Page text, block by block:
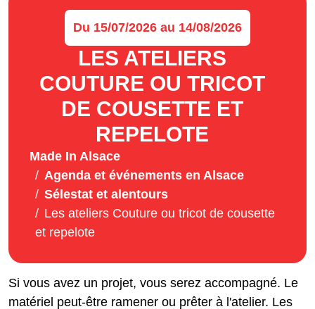
Du 15/07/2026 au 14/08/2026
LES ATELIERS
COUTURE OU TRICOT
DE COUSETTE ET
REPELOTE
Made In Alsace
Agenda et événements en Alsace
Sélestat et alentours
Les ateliers Couture ou tricot de cousette
et repelote
Si vous avez un projet, vous serez accompagné. Le
matériel peut-être ramener ou prêter à l'atelier. Les